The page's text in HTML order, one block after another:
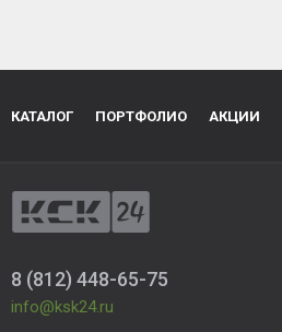
КАТАЛОГ ПОРТФОЛИО АКЦИИ
8 (812) 448-65-75
info@ksk24.ru